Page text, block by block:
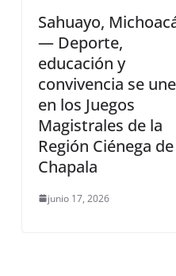
Sahuayo,
— Deporte,
educación y
convivencia se
en los Juegos
Magistrales de la
Región Ciénega de
Chapala
junio 17, 2026